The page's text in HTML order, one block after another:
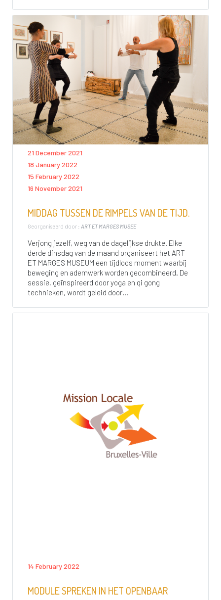
21 December 2021
18 January 2022
15 February 2022
16 November 2021
MIDDAG TUSSEN DE RIMPELS VAN DE TIJD.
Georganiseerd door : ART ET MARGES MUSEE
Verjong jezelf, weg van de dagelijkse drukte. Elke
derde dinsdag van de maand organiseert het ART
ET MARGES MUSEUM een tijdloos moment waarbij
beweging en ademwerk worden gecombineerd. De
sessie, geïnspireerd door yoga en qi gong
technieken, wordt geleid door...
14 February 2022
MODULE SPREKEN IN HET OPENBAAR